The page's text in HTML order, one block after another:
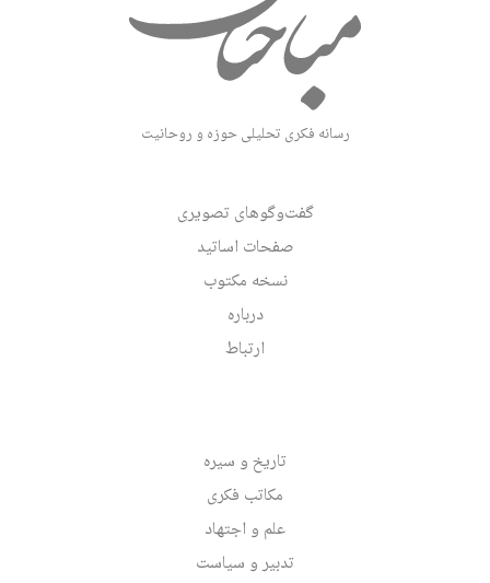
رسانه فکری تحلیلی حوزه و روحانیت
گفت‌وگوهای تصویری
صفحات اساتید
نسخه مکتوب
درباره
ارتباط
تاریخ و سیره
مکاتب فکری
علم و اجتهاد
تدبیر و سیاست